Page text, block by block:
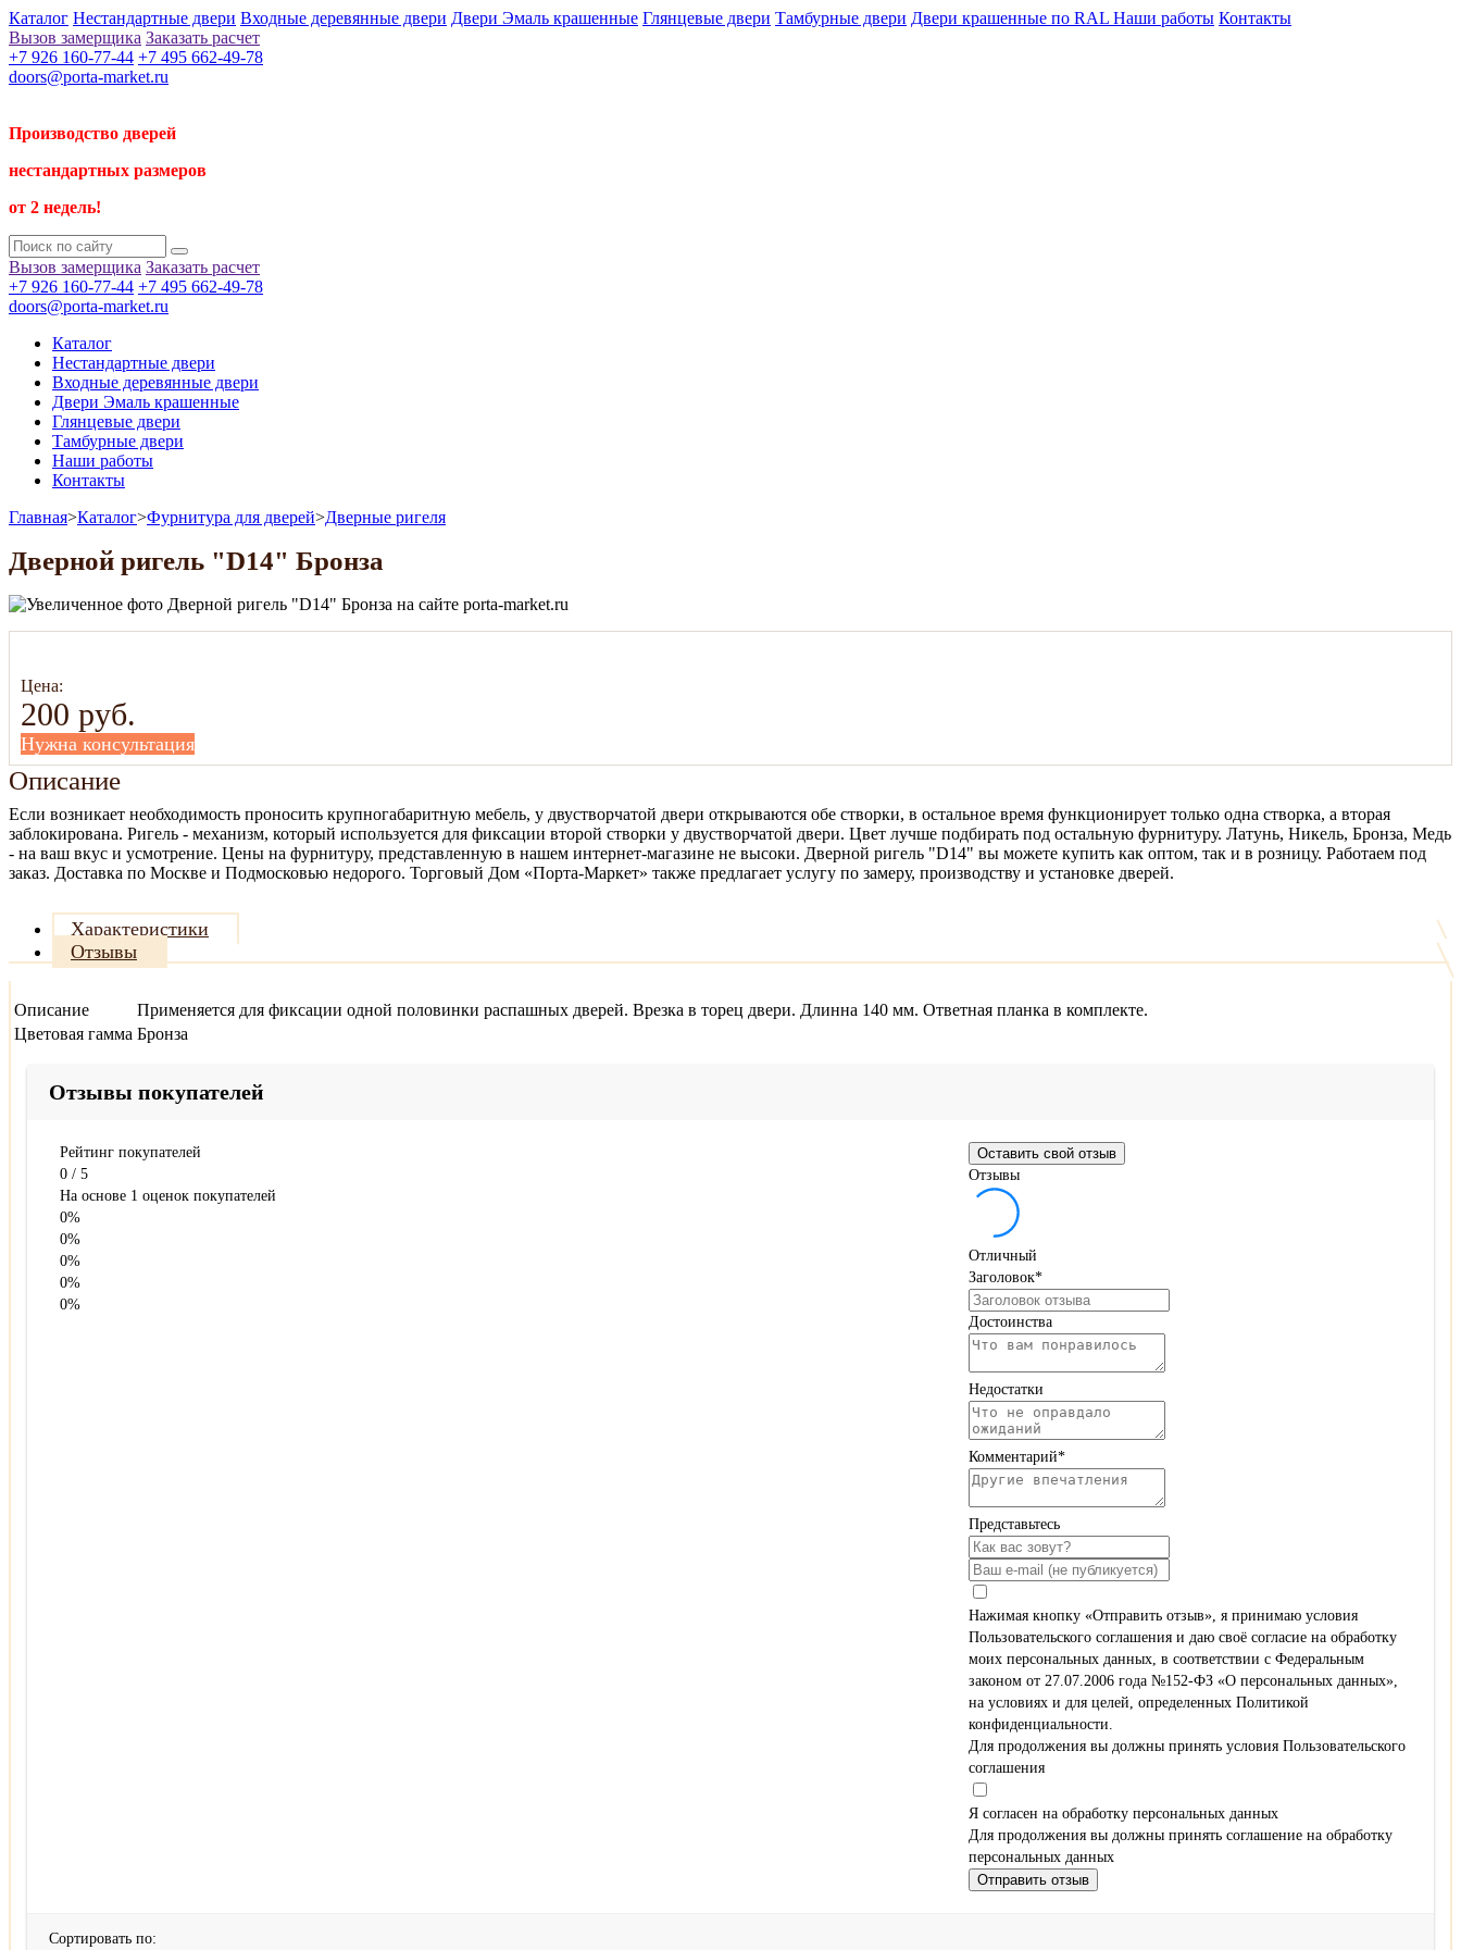
Каталог Нестандартные двери Входные деревянные двери Двери Эмаль крашенные Глянцевые двери Тамбурные двери Двери крашенные по RAL Наши работы Контакты
Вызов замерщика Заказать расчет
+7 926 160-77-44 +7 495 662-49-78
doors@porta-market.ru
Производство дверей
нестандартных размеров
от 2 недель!
Вызов замерщика Заказать расчет
+7 926 160-77-44 +7 495 662-49-78
doors@porta-market.ru
Каталог
Нестандартные двери
Входные деревянные двери
Двери Эмаль крашенные
Глянцевые двери
Тамбурные двери
Наши работы
Контакты
Главная>Каталог>Фурнитура для дверей>Дверные ригеля
Дверной ригель "D14" Бронза
Цена:
200 руб.
Нужна консультация
Описание
Если возникает необходимость проносить крупногабаритную мебель, у двустворчатой двери открываются обе створки, в остальное время функционирует только одна створка, а вторая
заблокирована. Ригель - механизм, который используется для фиксации второй створки у двустворчатой двери. Цвет лучше подбирать под остальную фурнитуру. Латунь, Никель, Бронза, Медь
- на ваш вкус и усмотрение. Цены на фурнитуру, представленную в нашем интернет-магазине не высоки. Дверной ригель "D14" вы можете купить как оптом, так и в розницу. Работаем под
заказ. Доставка по Москве и Подмосковью недорого. Торговый Дом «Порта-Маркет» также предлагает услугу по замеру, производству и установке дверей.
Характеристики
Отзывы
Описание
Применяется для фиксации одной половинки распашных дверей. Врезка в торец двери. Длинна 140 мм. Ответная планка в комплекте.
Цветовая гамма Бронза
Отзывы покупателей
Рейтинг покупателей
0 / 5
На основе 1 оценок покупателей
0%
0%
0%
0%
0%
Оставить свой отзыв
Отзывы
Отличный
Заголовок*
Достоинства
Недостатки
Комментарий*
Представьтесь
Нажимая кнопку «Отправить отзыв», я принимаю условия
Пользовательского соглашения и даю своё согласие на обработку
моих персональных данных, в соответствии с Федеральным
законом от 27.07.2006 года №152-ФЗ «О персональных данных»,
на условиях и для целей, определенных Политикой
конфиденциальности.
Для продолжения вы должны принять условия Пользовательского
соглашения
Я согласен на обработку персональных данных
Для продолжения вы должны принять соглашение на обработку
персональных данных
Отправить отзыв
Сортировать по: